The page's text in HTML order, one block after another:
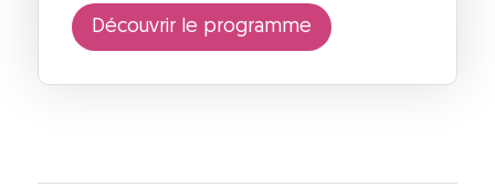
Découvrir le programme